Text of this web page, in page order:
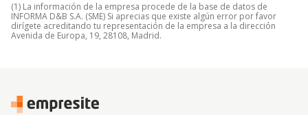
(1) La información de la empresa procede de la base de datos de
INFORMA D&B S.A. (SME) Si aprecias que existe algún error por favor
dirígete acreditando tu representación de la empresa a la dirección
Avenida de Europa, 19, 28108, Madrid.